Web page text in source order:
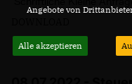
Angebote von
Alle akzeptieren